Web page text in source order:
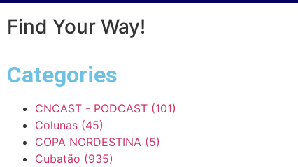
Find Your Way!
Categories
CNCAST - PODCAST (101)
Colunas (45)
COPA NORDESTINA (5)
Cubatão (935)